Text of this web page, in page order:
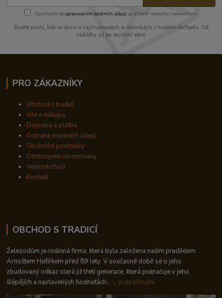
Souhlasím se zpracováním osobních údajůza účelem rozesílky newsletteru.
Buďte první, kdo se dozví o zajímavostech a novinkách z našeho obchodu. Od
nabídky až po sezónní akce.
PRO ZÁKAZNÍKY
Obchod s tradicí
Vše o nákupu
Doprava a platba
Ochrana osobních údajů
Obchodní podmínky
Odstoupení od smlouvy
Velkoobchod
Kontakt
OBCHOD S TRADICÍ
Železodům je rodinná firma, která byla založena naším pradědem
Arnoštem Hofírkem před 89 lety. V současné době se o jeho
zbudovaný odkaz stará již třetí generace, která pokračuje v jeho
šlépějích a nastavených hodnotách.. → pokračování